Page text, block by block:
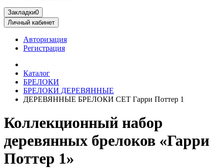
Закладки0
Личный кабинет
Авторизация
Регистрация
Каталог
БРЕЛОКИ
БРЕЛОКИ ДЕРЕВЯННЫЕ
ДЕРЕВЯННЫЕ БРЕЛОКИ СЕТ Гарри Поттер 1
Коллекционный набор
деревянных брелоков «Гарри
Поттер 1»